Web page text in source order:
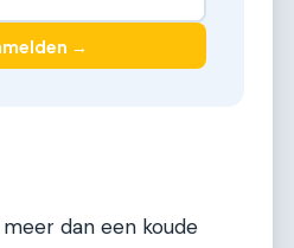
→
dan een koude